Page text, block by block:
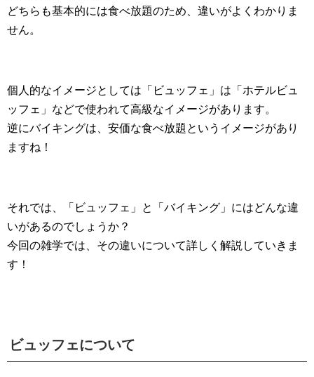
どちらも基本的には食べ放題のため、違いがよくわかりま
せん。
個人的なイメージとしては「ビュッフェ」は「ホテルビュ
ッフェ」などで使われて高級なイメージがあります。
逆にバイキングは、安価な食べ放題というイメージがあり
ますね！
それでは、「ビュッフェ」と「バイキング」にはどんな違
いがあるのでしょうか？
今回の雑学では、その違いについて詳しく解説していきま
す！
ビュッフェについて